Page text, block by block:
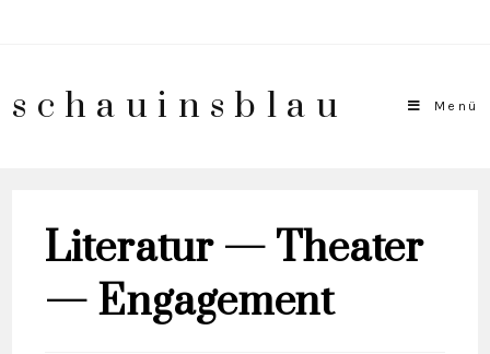
schauinsblau Menü
Literatur — Theater
— Engagement